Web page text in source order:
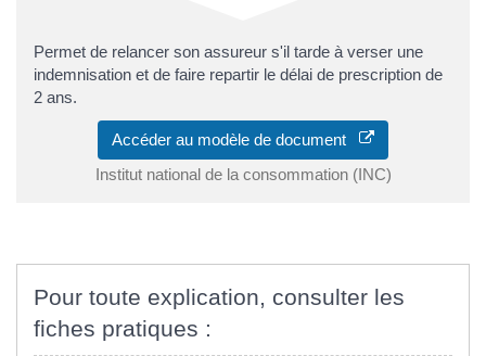
Permet de relancer son assureur s'il tarde à verser une
indemnisation et de faire repartir le délai de prescription de
2 ans.
Accéder au modèle de document
Institut national de la consommation (INC)
Pour toute explication, consulter les
fiches pratiques :